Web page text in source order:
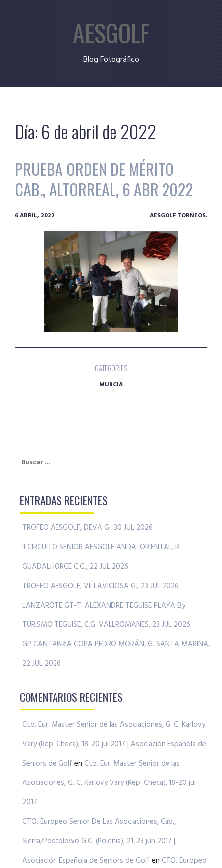
AESGOLF
Blog Fotográfico
Día:6 de abril de 2022
PRUEBA ORDEN DE MÉRITO
CAB., ALTORREAL, 6 ABR 2022
6 ABRIL, 2022 AESGOLF TORNEOS.
CATEGORIES
MURCIA
Buscar:
ENTRADAS RECIENTES
TROFEO AESGOLF, DEVA G., 30 JUL 2026
II CIRCUITO SENIOR AESGOLF ANDA. ORIENTAL, R.
GUADALHORCE C.G., 22 JUL 2026
TROFEO AESGOLF, VILLAVICIOSA G., 23 JUL 2026
LANZAROTE GT-T. ALEXANDRE TEGUISE PLAYA By
TURISMO TEGUISE, C.G. VALLROMANES, 23 JUL 2026
GP CANTABRIA COPA PEDRO MORÁN, G. SANTA MARINA,
22 JUL 2026
COMENTARIOS RECIENTES
Cto. Eur. Master Senior de las Asociaciones, G. C. Karlovy
Vary (Rep. Checa), 18-20 jul 2017 | Asociación Española de
Seniors de Golf en Cto. Eur. Master Senior de las
Asociaciones, G. C. Karlovy Vary (Rep. Checa), 18-20 jul
2017
CTO. Europeo Senior De Las Asociaciones, Cab.,
Sierra/Postolowo G.C. (Polonia), 21-23 jun 2017 |
Asociación Española de Seniors de Golf en CTO. Europeo